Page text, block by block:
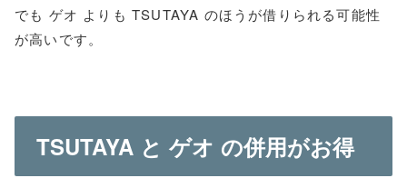
でも ゲオ よりも TSUTAYA のほうが借りられる可能性
が高いです。
TSUTAYA と ゲオ の併用がお得